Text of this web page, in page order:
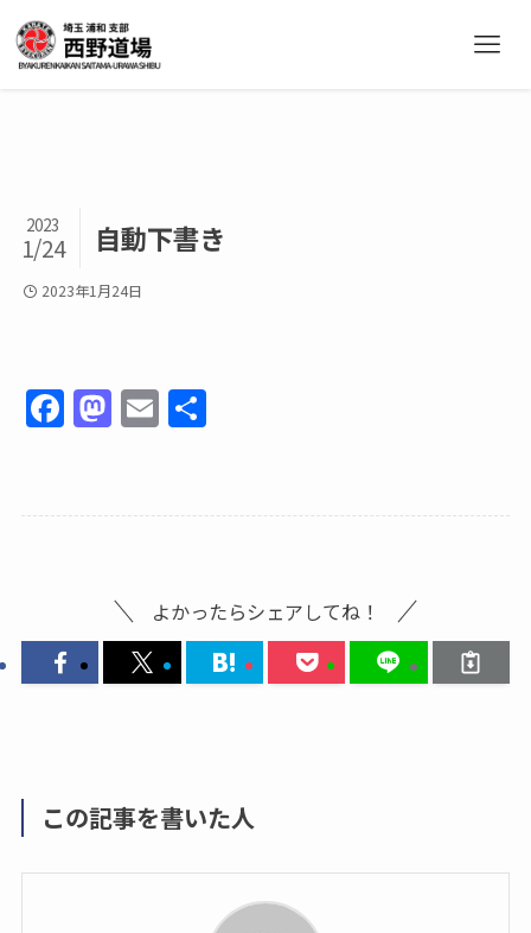
自動下書き
2023
1/24
2023年1月24日
F
a
e
o
k
M
a
o
o
n
E
m
l
共
よかったらシェアしてね！
この記事を書いた人